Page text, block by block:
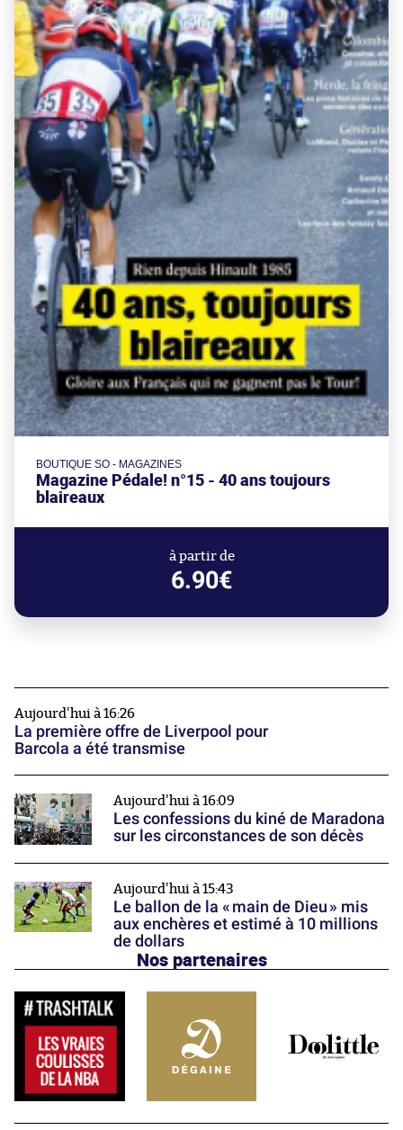
BOUTIQUE SO - MAGAZINES
Magazine Pédale! n°15 - 40 ans toujours
blaireaux
à partir de
6.90€
Aujourd'hui à 16:26
La première offre de Liverpool pour
Barcola a été transmise
Aujourd'hui à 16:09
Les confessions du kiné de Maradona
sur les circonstances de son décès
Aujourd'hui à 15:43
Le ballon de la « main de Dieu » mis
aux enchères et estimé à 10 millions
de dollars
Nos partenaires